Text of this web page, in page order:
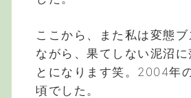
ここから、また私は変態ブ
ながら、果てしない泥沼に
とになります笑。2004年
頃でした。